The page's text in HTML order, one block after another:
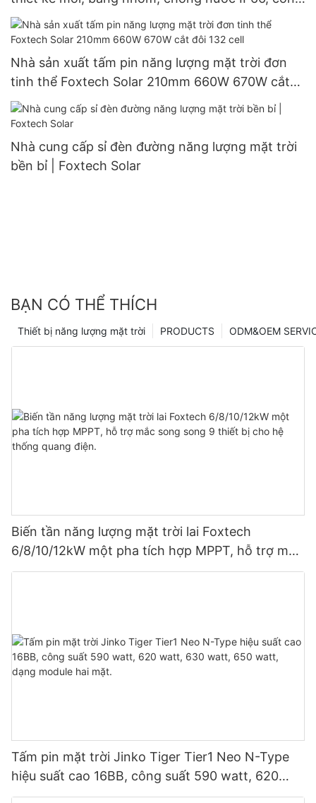
suất 60W, 80W, 100W.
Nhà sản xuất tấm pin năng lượng mặt trời đơn
tinh thể Foxtech Solar 210mm 660W 670W cắt
đôi 132 cell
Nhà cung cấp sỉ đèn đường năng lượng mặt trời
bền bỉ | Foxtech Solar
BẠN CÓ THỂ THÍCH
ODM&OEM
PRODUCTS
Thiết bị năng lượng mặt trời
Biến tần năng lượng mặt trời lai Foxtech
6/8/10/12kW một pha tích hợp MPPT, hỗ trợ mắc
song song 9 thiết bị cho hệ thống quang điện.
Tấm pin mặt trời Jinko Tiger Tier1 Neo N-Type
hiệu suất cao 16BB, công suất 590 watt, 620
watt, 630 watt, 650 watt, dạng module hai mặt.